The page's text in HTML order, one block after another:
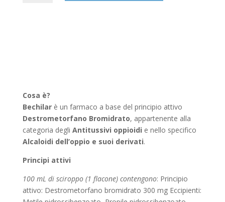
Cosa è?
Bechilarè un farmaco a base del principio attivo
Destrometorfano Bromidrato, appartenente alla
categoria degli Antitussivi oppioidi e nello specifico
Alcaloidi dell’oppio e suoi derivati.
Principi attivi
100 mL di sciroppo (1 flacone) contengono: Principio
attivo: Destrometorfano bromidrato 300 mg Eccipienti: